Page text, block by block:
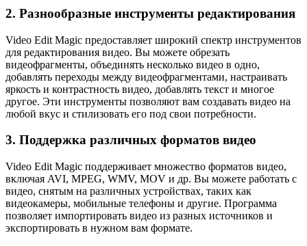
2. Разнообразные инструменты редактирования
Video Edit Magic предоставляет широкий спектр инструментов
для редактирования видео. Вы можете обрезать
видеофрагменты, объединять несколько видео в одно,
добавлять переходы между видеофрагментами, настраивать
яркость и контрастность видео, добавлять текст и многое
другое. Эти инструменты позволяют вам создавать видео на
любой вкус и стилизовать его под свои потребности.
3. Поддержка различных форматов видео
Video Edit Magic поддерживает множество форматов видео,
включая AVI, MPEG, WMV, MOV и др. Вы можете работать с
видео, снятым на различных устройствах, таких как
видеокамеры, мобильные телефоны и другие. Программа
позволяет импортировать видео из разных источников и
экспортировать в нужном вам формате.